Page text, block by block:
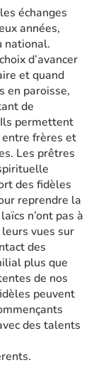
échanges
années,
national.
d’avancer
et quand
en paroisse,
de
Ils permettent
frères et
Les prêtres
des fidèles
reprendre la
n’ont pas à
vues sur
des
plus que
de nos
peuvent
des talents